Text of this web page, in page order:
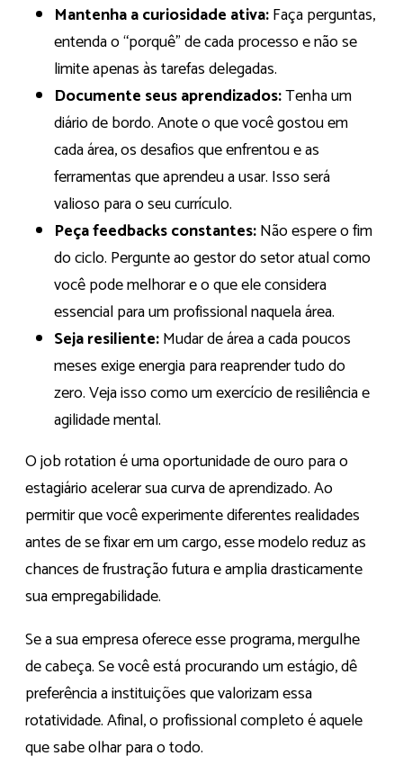
Mantenha a curiosidade ativa:Faça perguntas,
entenda o “porquê” de cada processo e não se
limite apenas às tarefas delegadas.
Documente seus aprendizados:Tenha um
diário de bordo. Anote o que você gostou em
cada área, os desafios que enfrentou e as
ferramentas que aprendeu a usar. Isso será
valioso para o seu currículo.
Peça feedbacks constantes:Não espere o fim
do ciclo. Pergunte ao gestor do setor atual como
você pode melhorar e o que ele considera
essencial para um profissional naquela área.
Seja resiliente:Mudar de área a cada poucos
meses exige energia para reaprender tudo do
zero. Veja isso como um exercício de resiliência e
agilidade mental.
O job rotation é uma oportunidade de ouro para o
estagiário acelerar sua curva de aprendizado. Ao
permitir que você experimente diferentes realidades
antes de se fixar em um cargo, esse modelo reduz as
chances de frustração futura e amplia drasticamente
sua empregabilidade.
Se a sua empresa oferece esse programa, mergulhe
de cabeça. Se você está procurando um estágio, dê
preferência a instituições que valorizam essa
rotatividade. Afinal, o profissional completo é aquele
que sabe olhar para o todo.